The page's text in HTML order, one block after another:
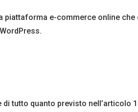
e-commerce online
tutto quanto previsto nell’articolo